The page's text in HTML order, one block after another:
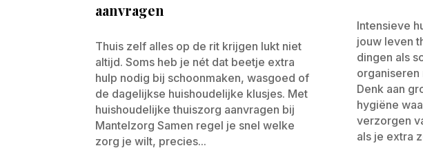
aanvragen
Thuis zelf alles op de rit krijgen lukt niet
altijd. Soms heb je nét dat beetje extra
hulp nodig bij schoonmaken, wasgoed of
de dagelijkse huishoudelijke klusjes. Met
huishoudelijke thuiszorg aanvragen bij
Mantelzorg Samen regel je snel welke
zorg je wilt, precies...
Intensieve
jouw leven
dingen als
organiseren
Denk aan
hygiëne
verzorgen
als je extra